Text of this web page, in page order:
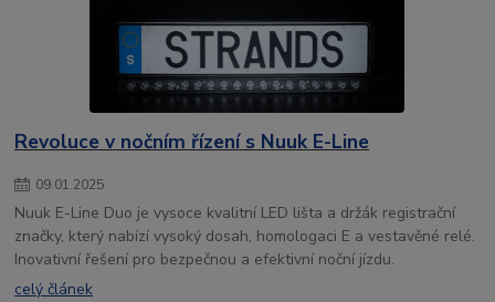
Revoluce v nočním řízení s Nuuk E-Line
09.01.2025
Nuuk E-Line Duo je vysoce kvalitní LED lišta a držák registrační
značky, který nabízí vysoký dosah, homologaci E a vestavěné relé.
Inovativní řešení pro bezpečnou a efektivní noční jízdu.
celý článek